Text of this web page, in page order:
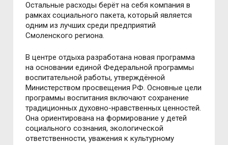
Остальные расходы берёт на себя компания в
рамках социального пакета, который является
одним из лучших среди предприятий
Смоленского региона.
В центре отдыха разработана новая программа
на основании единой Федеральной программы
воспитательной работы, утверждённой
Министерством просвещения РФ. Основные цели
программы воспитания включают сохранение
традиционных духовно-нравственных ценностей.
Она ориентирована на формирование у детей
социального сознания, экологической
ответственности, уважения к культурному